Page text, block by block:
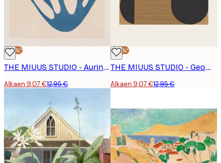
-30%*
THE MIUUS STUDIO - Auringon Syleily Juliste
Alkaen 9,07 €12,95 €
-30%*
THE MIUUS STUDIO - Geometrinen Harmonia No2 Juliste
Alkaen 9,07 €12,95 €